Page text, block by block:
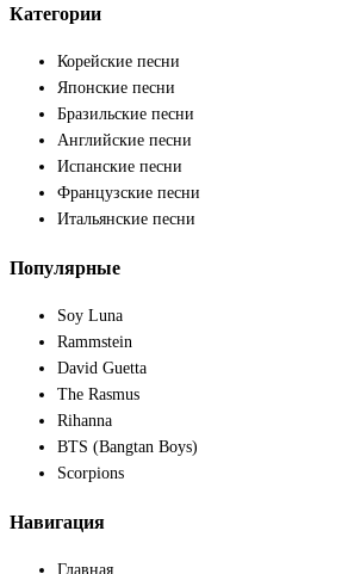
Категории
Корейские песни
Японские песни
Бразильские песни
Английские песни
Испанские песни
Французские песни
Итальянские песни
Популярные
Soy Luna
Rammstein
David Guetta
The Rasmus
Rihanna
BTS (Bangtan Boys)
Scorpions
Навигация
Главная